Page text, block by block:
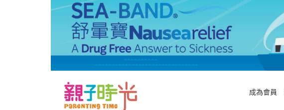
成為會員